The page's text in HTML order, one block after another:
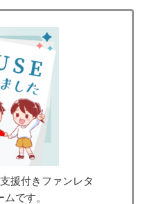
援付きファンレタ
です。